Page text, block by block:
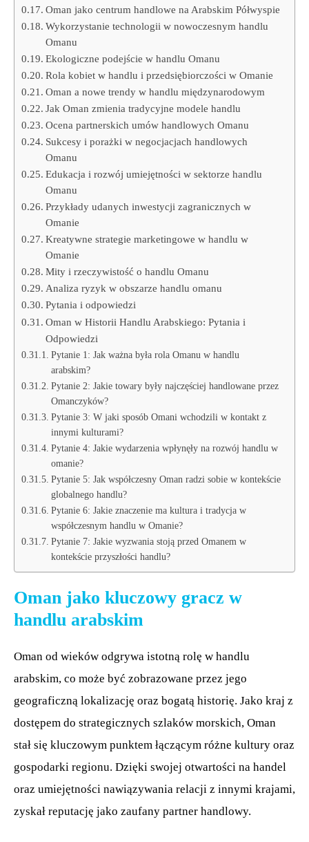
Oman jako centrum handlowe na Arabskim Półwyspie
Wykorzystanie technologii w nowoczesnym handlu
Omanu
Ekologiczne podejście w handlu Omanu
Rola kobiet w handlu i przedsiębiorczości w Omanie
Oman a nowe trendy w handlu międzynarodowym
Jak Oman zmienia tradycyjne modele handlu
Ocena partnerskich umów handlowych Omanu
Sukcesy i porażki w negocjacjach handlowych
Omanu
Edukacja i rozwój umiejętności w sektorze handlu
Omanu
Przykłady udanych inwestycji zagranicznych w
Omanie
Kreatywne strategie marketingowe w handlu w
Omanie
Mity i rzeczywistość o handlu Omanu
Analiza ryzyk w obszarze handlu omanu
Pytania i odpowiedzi
Oman w Historii Handlu Arabskiego: Pytania i
Odpowiedzi
Pytanie 1: Jak ważna była rola Omanu w handlu
arabskim?
Pytanie 2: Jakie towary były najczęściej handlowane przez
Omanczyków?
Pytanie 3: W jaki sposób Omani wchodzili w kontakt z
innymi kulturami?
Pytanie 4: Jakie wydarzenia wpłynęły na rozwój handlu w
omanie?
Pytanie 5: Jak współczesny Oman radzi sobie w kontekście
globalnego handlu?
Pytanie 6: Jakie znaczenie ma kultura i tradycja w
współczesnym handlu w Omanie?
Pytanie 7: Jakie wyzwania stoją przed Omanem w
kontekście przyszłości handlu?
Oman jako kluczowy gracz w
handlu arabskim
Oman od wieków odgrywa istotną rolę w handlu
arabskim, co może być zobrazowane przez jego
geograficzną lokalizację oraz bogatą historię. Jako kraj z
dostępem do strategicznych szlaków morskich, Oman
stał się kluczowym punktem łączącym różne kultury oraz
gospodarki regionu. Dzięki swojej otwartości na handel
oraz umiejętności nawiązywania relacji z innymi krajami,
zyskał reputację jako zaufany partner handlowy.